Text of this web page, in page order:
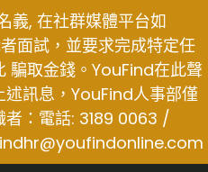
義, 在社群媒體平台如
面試，並要求完成特定任
騙取金錢。YouFind在此聲
訊息，YouFind人事部僅
者：電話: 3189 0063 /